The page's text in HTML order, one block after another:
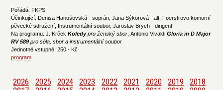
Pořádá: FKPS
Účinkující: Denisa Hanušovská - soprán, Jana Sýkorová - alt, Foerstrovo komorní
pěvecké sdružení, Instrumentální soubor, Jaroslav Brych - dirigent
Na programu: J. Krček Koledypro ženský sbor , Antonio VivaldiGloria in D Major
RV 589 pro sóla, sbor a instrumentální soubor
Jednotné vstupné: 250,- Kč
program
2026 2025 2024 2023 2022 2021 2020 2019
2018